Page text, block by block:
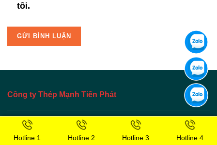
tôi.
Công ty Thép Mạnh Tiến Phát
Công ty Mạnh Tiến Phát
có rất nhiều chi nhánh,
cửa hàng, đại lý chuyên sản xuất phân phối:tôn –
Hotline 1 Hotline 2 Hotline 3 Hotline 4